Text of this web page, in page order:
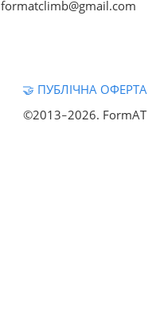
formatclimb@gmail.com
🤝 ПУБЛІЧНА ОФЕРТА
©2013‒2026. FormAT